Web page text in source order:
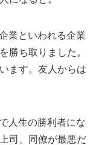
業といわれる企業
勝ち取りました。
ます。友人からは
人生の勝利者にな
司、同僚が最悪だ